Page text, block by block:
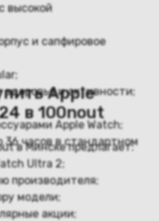
высокой
и сапфировое
и активности;
Apple Watch;
часов в стандартном
Apple
в 100nout
в Минске предлагает:
Ultra 2;
производителя;
модели;
акции;